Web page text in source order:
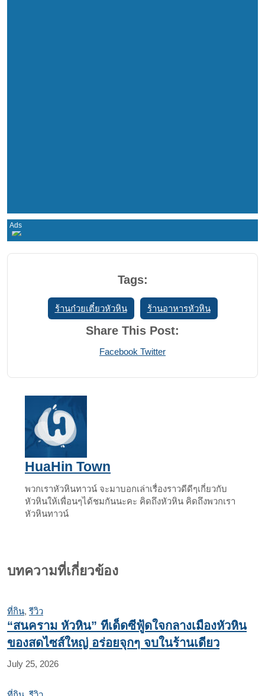
Tags:
ร้านก๋วยเตี๋ยวหัวหิน ร้านอาหารหัวหิน
Share This Post:
Facebook TwitterPrint
Share
Email
HuaHin Town
พวกเราหัวหินทาวน์ จะมาบอกเล่าเรื่องราวดีดีๆเกี่ยวกับ
หัวหินให้เพื่อนๆได้ชมกันนะคะ คิดถึงหัวหิน คิดถึงพวกเรา
หัวหินทาวน์
บทความที่เกี่ยวข้อง
ที่กิน, รีวิว
“สนคราม หัวหิน” ทีเด็ดซีฟู้ดใจกลางเมืองหัวหิน
ของสดไซส์ใหญ่ อร่อยจุกๆ จบในร้านเดียว
July 25, 2026